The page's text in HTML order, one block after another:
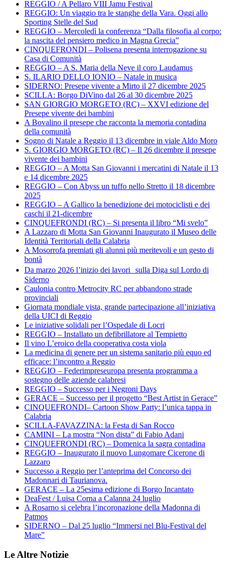
REGGIO / A Pellaro VIII Jamu Festival
REGGIO: Un viaggio tra le stanghe della Vara. Oggi allo
Sporting Stelle del Sud
REGGIO – Mercoledì la conferenza “Dalla filosofia al corpo:
la nascita del pensiero medico in Magna Grecia”
CINQUEFRONDI – Polisena presenta interrogazione su
Casa di Comunità
REGGIO – A S. Maria della Neve il coro Laudamus
S. ILARIO DELLO IONIO – Natale in musica
SIDERNO: Presepe vivente a Mirto il 27 dicembre 2025
SCILLA: Borgo DiVino dal 26 al 30 dicembre 2025
SAN GIORGIO MORGETO (RC) – XXVI edizione del
Presepe vivente dei bambini
A Bovalino il presepe che racconta la memoria contadina
della comunità
Sogno di Natale a Reggio il 13 dicembre in viale Aldo Moro
S. GIORGIO MORGETO (RC) – Il 26 dicembre il presepe
vivente dei bambini
REGGIO – A Motta San Giovanni i mercatini di Natale il 13
e 14 dicembre 2025
REGGIO – Con Abyss un tuffo nello Stretto il 18 dicembre
2025
REGGIO – A Gallico la benedizione dei motociclisti e dei
caschi il 21-dicembre
CINQUEFRONDI (RC) – Si presenta il libro “Mi svelo”
A Lazzaro di Motta San Giovanni Inaugurato il Museo delle
Identità Territoriali della Calabria
A Mosorrofa premiati gli alunni più meritevoli e un gesto di
bontà
Da marzo 2026 l’inizio dei lavori sulla Diga sul Lordo di
Siderno
Caulonia contro Metrocity RC per abbandono strade
provinciali
Giornata mondiale vista, grande partecipazione all’iniziativa
della UICI di Reggio
Le iniziative solidali per l’Ospedale di Locri
REGGIO – Installato un defibrillatore al Tempietto
Il vino L’eroico della cooperativa costa viola
La medicina di genere per un sistema sanitario più equo ed
efficace: l’incontro a Reggio
REGGIO – Federimpreseuropa presenta programma a
sostegno delle aziende calabresi
REGGIO – Successo per i Negroni Days
GERACE – Successo per il progetto “Best Artist in Gerace”
CINQUEFRONDI– Cartoon Show Party: l’unica tappa in
Calabria
SCILLA-FAVAZZINA: la Festa di San Rocco
CAMINI – La mostra “Non dista” di Fabio Adani
CINQUEFRONDI (RC) – Domenica la sagra contadina
REGGIO – Inaugurato il nuovo Lungomare Cicerone di
Lazzaro
Successo a Reggio per l’anteprima del Concorso dei
Madonnari di Taurianova.
GERACE – La 25esima edizione di Borgo Incantato
DeaFest / Luisa Corna a Calanna 24 luglio
A Rosarno si celebra l’incoronazione della Madonna di
Patmos
SIDERNO – Dal 25 luglio “Immersi nel Blu-Festival del
Mare”
Le Altre Notizie